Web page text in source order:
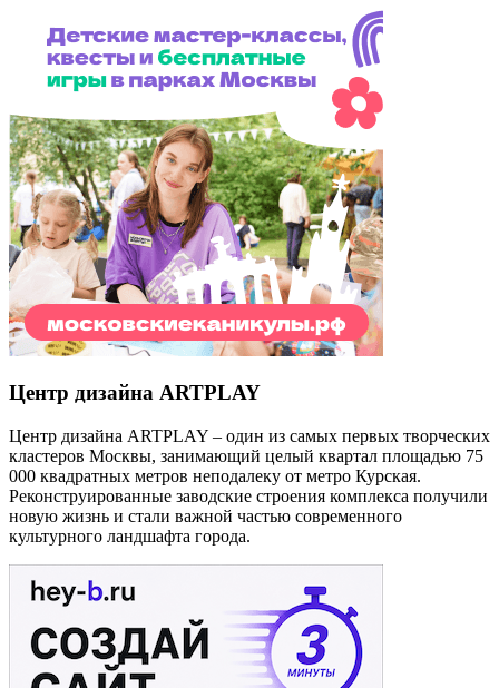
Центр дизайна ARTPLAY
Центр дизайна ARTPLAY – один из самых первых творческих
кластеров Москвы, занимающий целый квартал площадью 75
000 квадратных метров неподалеку от метро Курская.
Реконструированные заводские строения комплекса получили
новую жизнь и стали важной частью современного
культурного ландшафта города.